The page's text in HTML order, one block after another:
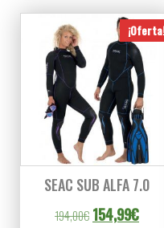
SEAC SUB ALFA 7.0
194,00€ El precio
154,99€El